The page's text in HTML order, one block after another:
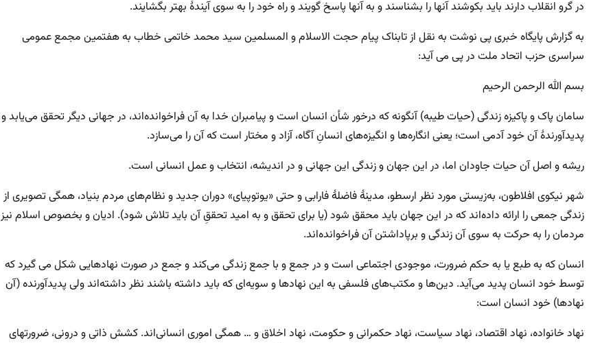
در گرو انقلاب دارند باید بکوشند آنها را بشناسند و به آنها پاسخ گویند و راه خود را به سوی آیندهٔ بهتر بگشایند.
به گزارش پایگاه خبری پی نوشت به نقل از تابناک پیام حجت الاسلام و المسلمین سید محمد خاتمی خطاب به هفتمین مجمع عمومی
سراسری حزب اتحاد ملت در پی می آید:
بسم الله الرحمن الرحیم
سامان پاک و پاکیزه زندگی (حیات طیبه) آنگونه که درخور شأن انسان است و پیامبران خدا به آن فراخوانده‌اند، در جهانی دیگر تحقق می‌یابد و
پدیدآورندهٔ آن خود آدمی است؛ یعنی انگاره‌ها و انگیزه‌های انسانِ آگاه، آزاد و مختار است که آن را می‌سازد.
ریشه و اصل آن حیات جاودان اما، در این جهان و زندگی این جهانی و در اندیشه، انتخاب و عمل انسانی است.
شهر نیکوی افلاطون، به‌زیستی مورد نظر ارسطو، مدینهٔ فاضلهٔ فارابی و حتی «یوتوپیای» دوران جدید و نظام‌های مردم بنیاد، همگی تصویری از
زندگی جمعی را ارائه داده‌اند که در این جهان باید محقق شود (یا برای تحقق و به امید تحققِ آن باید تلاش شود). ادیان و بخصوص اسلام نیز
مردمان را به حرکت به سوی آن زندگی و برپاداشتن آن فراخوانده‌اند.
انسان که به طبع یا به حکم ضرورت، موجودی اجتماعی است و در جمع و با جمع زندگی می‌کند و جمع در صورت نهادهایی شکل می گیرد که
توسط خود انسان پدید می‌آید. دین‌ها و مکتب‌های فلسفی به این نهادها و سویه‌ای که باید داشته باشند نظر داشته‌اند ولی پدیدآورنده (آن
نهادها) خود انسان است:
نهاد خانواده، نهاد اقتصاد، نهاد سیاست، نهاد حکمرانی و حکومت، نهاد اخلاق و … همگی اموری انسانی‌اند. کشش ذاتی و درونی، ضرورتهای